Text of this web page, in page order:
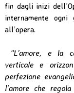
fin dagli inizi
internamente
all’opera.
“L’amore, e la
verticale e
perfezione
l’amore che